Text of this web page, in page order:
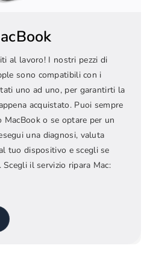
al lavoro! I nostri pezzi di
sono compatibili con i
uno ad uno, per garantirti la
acquistato. Puoi sempre
o se optare per un
una diagnosi, valuta
tuo dispositivo e scegli se
il servizio ripara Mac: